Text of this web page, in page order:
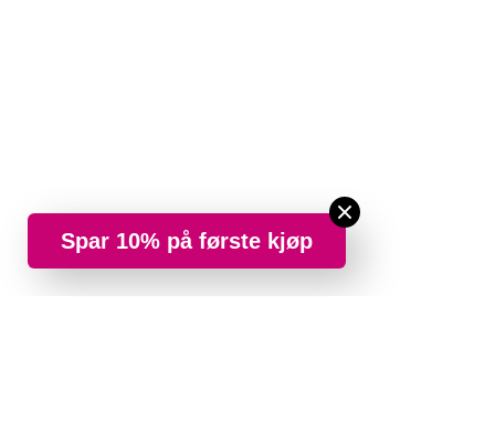
Spar 10% på første kjøp